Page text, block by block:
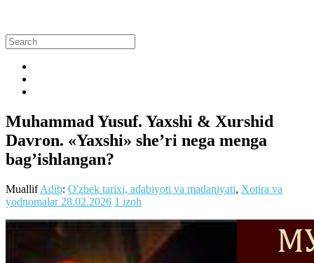
Muhammad Yusuf. Yaxshi & Xurshid
Davron. «Yaxshi» she’ri nega menga
bag’ishlangan?
MuallifAdib: O'zbek tarixi, adabiyoti va madaniyati, Xotira va
yodnomalar 28.02.2026 1 izoh